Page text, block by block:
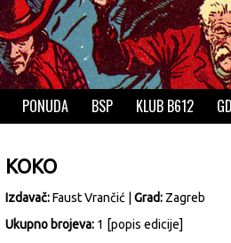
PONUDA BSP KLUB B612
KOKO
Izdavač:Faust Vrančić Grad: Zagreb
Ukupno brojeva: 1 [popis edicije]